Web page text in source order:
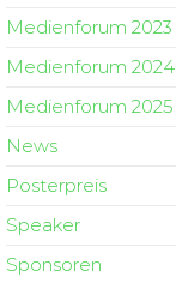
Medienforum 2023
Medienforum 2024
Medienforum 2025
News
Posterpreis
Speaker
Sponsoren